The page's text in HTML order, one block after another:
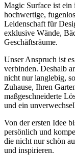
Magic Surface ist ein
hochwertige,
Leidenschaft für
exklusive Wände,
Geschäftsräume.
Unser Anspruch ist
verbinden. Deshalb
nicht nur langlebig,
Zuhause, Ihren
maßgeschneiderte
und ein
Von der ersten Idee
persönlich und
die nicht nur schön
und inspirieren.